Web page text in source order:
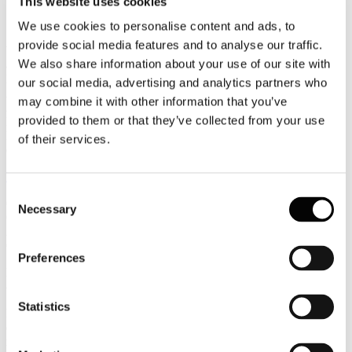
We use cookies to personalise content and ads, to
provide social media features and to analyse our traffic.
We also share information about your use of our site with
our social media, advertising and analytics partners who
may combine it with other information that you’ve
provided to them or that they’ve collected from your use
of their services.
Selection
Necessary
Preferences
Statistics
132 nuovi iscritti all'Unione Industriali di Napoli
Welcome Day all'Unione Industriali di Napoli per 132 nuove
aziende associate. Ad accogliere i rappresentanti delle imprese il
Presidente, Paolo Graziano, la Consigliera Delegata per il Marketing
Associativo, Celeste Condorelli, il Consigliere al Centro Studi,
Ambrogio Prezioso, il Presidente del Gruppo Piccola Industria,
Paolo Minucci Bencivenga, il Presidente del Gruppo Giovani
Imprenditori, Vincenzo Caputo, e diversi Presidenti delle Sezioni
Giugno
Rievocazione storica della Padova medievale: "Cronache Carraresi"
La città di Padova ospiterà nel week-end del 9-10 giugno un grande